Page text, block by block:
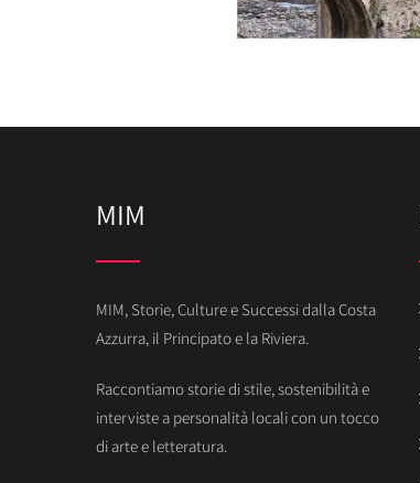
MIM
MIM, Storie, Culture e Successi dalla Costa
Azzurra, il Principato e la Riviera.
Raccontiamo storie di stile, sostenibilità e
interviste a personalità locali con un tocco
di arte e letteratura.